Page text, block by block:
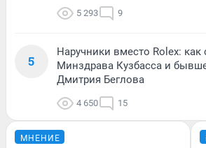
5 293 9
5
Наручники вместо Rolex: как
Минздрава Кузбасса и
Дмитрия Беглова
4 650 15
МНЕНИЕ